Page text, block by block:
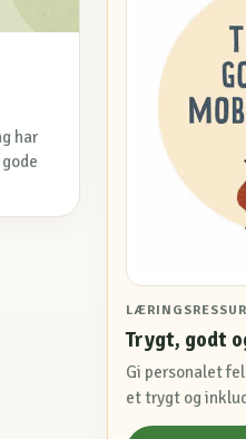
har
Trygt, godt
Gi personalet
et trygt og